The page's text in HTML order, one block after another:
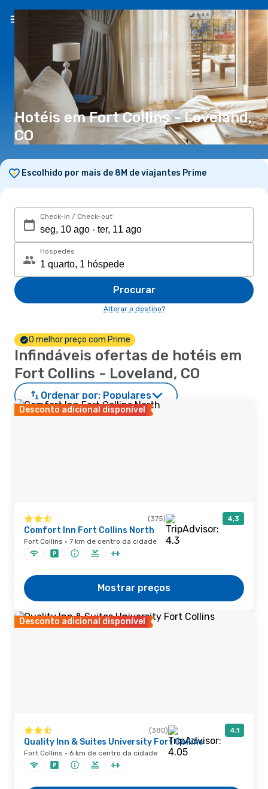
PT(€)
Hotéis em Fort Collins - Loveland,
CO
Escolhido por mais de 8M de viajantes Prime
Check-in / Check-out
Hóspedes
Procurar
Alterar o destino?
O melhor preço com Prime
Infindáveis ofertas de hotéis em
Fort Collins - Loveland, CO
Ordenar por: Populares
Desconto adicional disponível
(375) 4,3
Comfort Inn Fort Collins North
Fort Collins · 7 km de centro da cidade
Mostrar preços
Desconto adicional disponível
(380) 4,1
Quality Inn & Suites University Fort Collins
Fort Collins · 6 km de centro da cidade